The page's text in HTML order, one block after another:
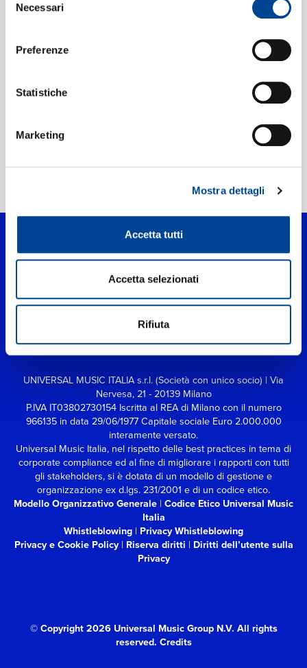
delNecessari
Preferenze
Statistiche
Marketing
Mostra dettagli
Accetta tutti
Accetta selezionati
Rifiuta
UPC:00602508787294
Etichetta:RBMG/Def Jam
Intentions
UNIVERSAL MUSIC ITALIA s.r.l. (Società con unico socio) | Via
Nervesa, 21 - 20139 Milano
P.IVA IT03802730154 Iscritta al REA di Milano con il numero
966135 in data 29/06/1977 Capitale sociale Euro 2.000.000
interamente versato.
Universal Music Italia, nel rispetto delle best practices in tema di
corporate compliance ed al fine di migliorare i rapporti con tutti
gli stakeholders, si è dotata di un modello di gestione e
organizzazione ex d.lgs. 231/2001 e di un codice etico.
Modello Organizzativo Generale | Codice Etico Universal Music
Italia
Whistleblowing | Privacy Whistleblowing
Privacy e Cookie Policy| Riserva diritti | Diritti dell’utente sulla
Privacy
© Copyright 2026 Universal Music Group N.V. All rights
reserved. Credits